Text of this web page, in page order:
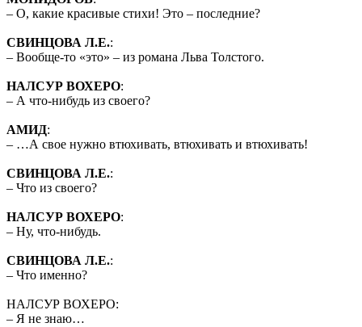
– О, какие красивые стихи! Это – последние?
СВИНЦОВА Л.Е.:
– Вообще-то «это» – из романа Льва Толстого.
НАЛСУР ВОХЕРО:
– А что-нибудь из своего?
АМИД:
– …А свое нужно втюхивать, втюхивать и втюхивать!
СВИНЦОВА Л.Е.:
– Что из своего?
НАЛСУР ВОХЕРО:
– Ну, что-нибудь.
СВИНЦОВА Л.Е.:
– Что именно?
НАЛСУР ВОХЕРО:
– Я не знаю…